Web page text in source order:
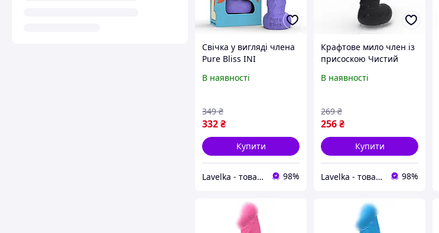
Свічка у вигляді члена
Pure Bliss INI
(SX1649)
В наявності
332₴
349 ₴
Купити
Lavelka - товари для задоволення 98%
Крафтове мило член із
присоскою Чистий
MEDIUM ( SX2305 )
В наявності
256₴
269 ₴
Купити
Lavelka - товари для задоволення 98%